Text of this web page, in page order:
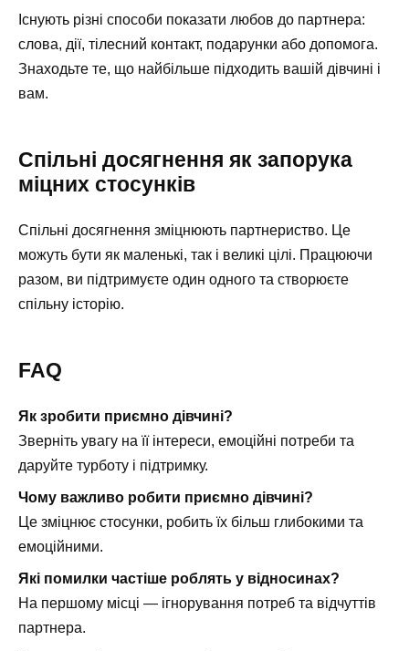
Існують різні способи показати любов до партнера:
слова, дії, тілесний контакт, подарунки або допомога.
Знаходьте те, що найбільше підходить вашій дівчині і
вам.
Спільні досягнення як запорука
міцних стосунків
Спільні досягнення зміцнюють партнериство. Це
можуть бути як маленькі, так і великі цілі. Працюючи
разом, ви підтримуєте один одного та створюєте
спільну історію.
FAQ
Як зробити приємно дівчині?
Зверніть увагу на її інтереси, емоційні потреби та
даруйте турботу і підтримку.
Чому важливо робити приємно дівчині?
Це зміцнює стосунки, робить їх більш глибокими та
емоційними.
Які помилки частіше роблять у відносинах?
На першому місці — ігнорування потреб та відчуттів
партнера.